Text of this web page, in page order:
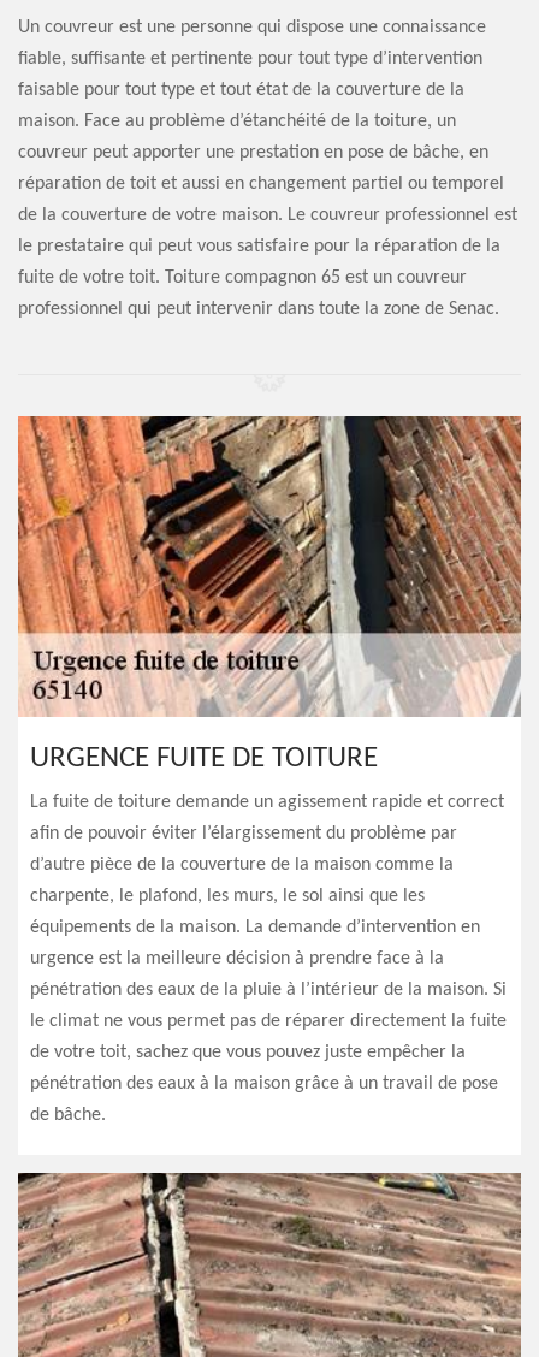
Un couvreur est une personne qui dispose une connaissance
fiable, suffisante et pertinente pour tout type d’intervention
faisable pour tout type et tout état de la couverture de la
maison. Face au problème d’étanchéité de la toiture, un
couvreur peut apporter une prestation en pose de bâche, en
réparation de toit et aussi en changement partiel ou temporel
de la couverture de votre maison. Le couvreur professionnel est
le prestataire qui peut vous satisfaire pour la réparation de la
fuite de votre toit. Toiture compagnon 65 est un couvreur
professionnel qui peut intervenir dans toute la zone de Senac.
URGENCE FUITE DE TOITURE
La fuite de toiture demande un agissement rapide et correct
afin de pouvoir éviter l’élargissement du problème par
d’autre pièce de la couverture de la maison comme la
charpente, le plafond, les murs, le sol ainsi que les
équipements de la maison. La demande d’intervention en
urgence est la meilleure décision à prendre face à la
pénétration des eaux de la pluie à l’intérieur de la maison. Si
le climat ne vous permet pas de réparer directement la fuite
de votre toit, sachez que vous pouvez juste empêcher la
pénétration des eaux à la maison grâce à un travail de pose
de bâche.